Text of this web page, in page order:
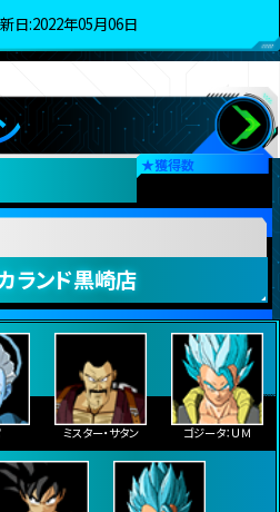
日:2022年05月06日
★獲得数
ランド黒崎店
ミスター・サタン ゴジータ：ＵＭ